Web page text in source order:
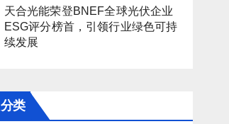
天合光能荣登BNEF全球光伏企业
ESG评分榜首，引领行业绿色可持
续发展
分类